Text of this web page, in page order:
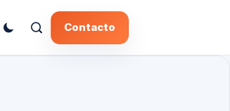
Contacto